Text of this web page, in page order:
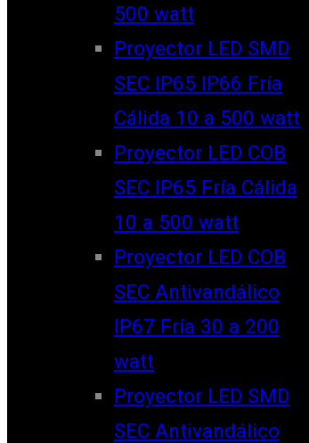
500 watt
Proyector LED SMD
SEC IP65 IP66 Fría
Cálida 10 a 500 watt
Proyector LED COB
SEC IP65 Fría Cálida
10 a 500 watt
Proyector LED COB
SEC Antivandálico
IP67 Fría 30 a 200
watt
Proyector LED SMD
SEC Antivandálico